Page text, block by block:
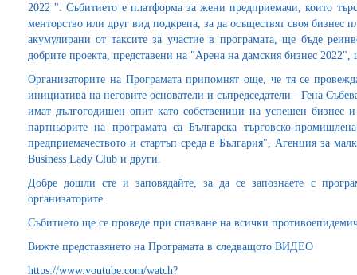
2022 ". Събитието е платформа за жени предприемачи, които
менторство или друг вид подкрепа, за да осъществят своя бизнес
акумулирани от таксите за участие в програмата, ще бъде
добрите проекта, представени на "Арена на дамския бизнес
Организаторите на Програмата припомнят още, че тя се
инициатива на неговите основатели и съпредседатели - Гена
имат дългогодишен опит като собственици на успешен бизнес
партньорите на програмата са Българска търговско-
предприемачеството и стартъп среда в България", Агенция за
Business Lady Club и други.
Добре дошли сте и заповядайте, за да се запознаете с
организаторите.
Събитието ще се проведе при спазване на всички
Вижте представянето на Програмата в следващото ВИДЕО
https://www.youtube.com/watch?